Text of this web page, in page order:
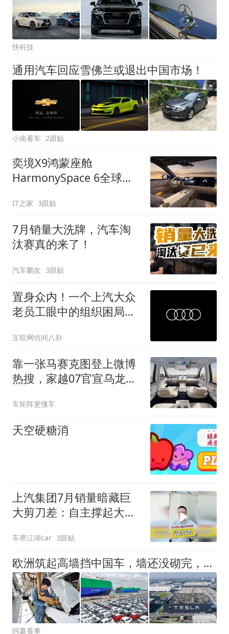
快科技
通用汽车回应雪佛兰或退出中国市场！
小南看车 2跟贴
奕境X9鸿蒙座舱
HarmonySpace 6全球首
IT之家 3跟贴
7月销量大洗牌，汽车淘
汰赛真的来了！
汽车鹏友 3跟贴
置身众内！一个上汽大众
老员工眼中的组织困局与
互联网坊间八卦
靠一张马赛克图登上微博
热搜，家越07官宣乌龙全
车矩阵更懂车
天空硬糖消
上汽集团7月销量暗藏巨
大剪刀差：自主撑起大
车界江湖car 3跟贴
欧洲筑起高墙挡中国车，墙还没砌完，自己的车企翻墙找中国合作了
阿纂看事